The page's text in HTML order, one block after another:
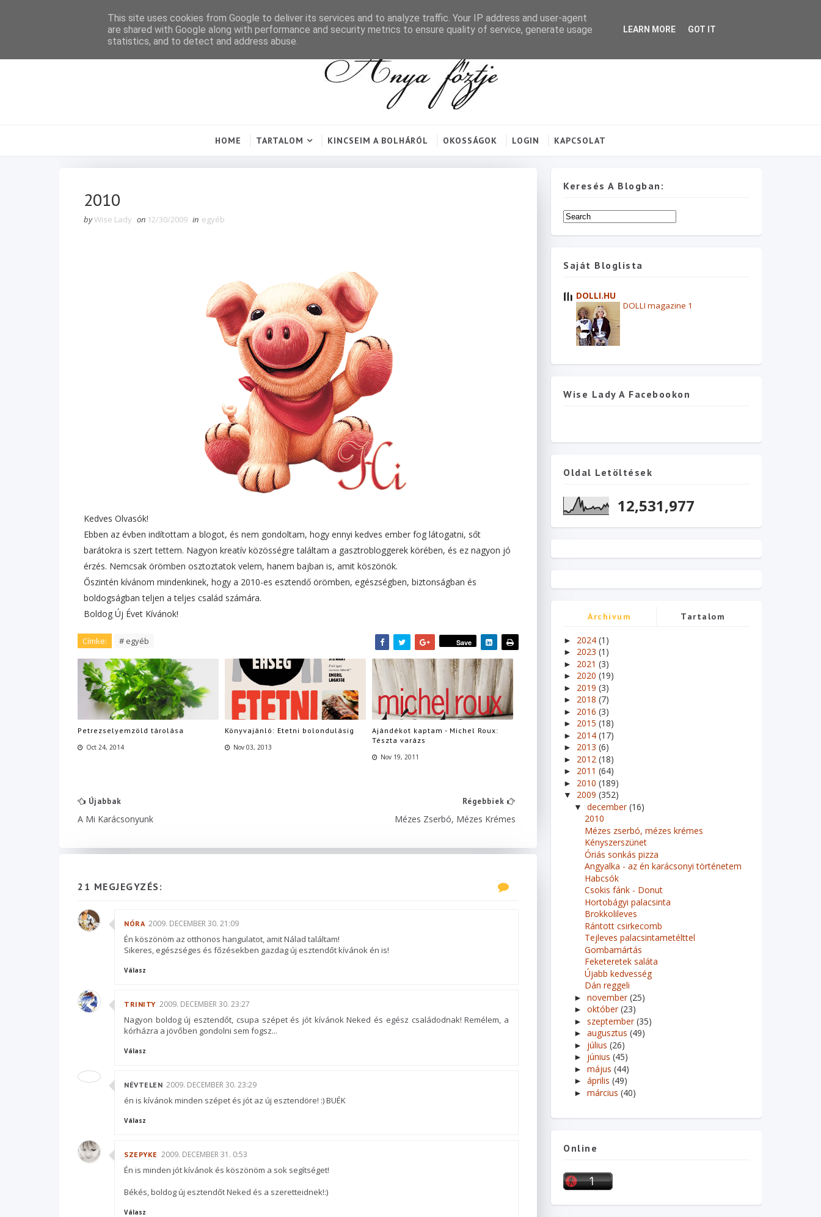
HOME TARTALOM KINCSEIM A BOLHÁRÓL OKOSSÁGOK LOGIN KAPCSOLAT
2010
byWise Lady on 12/30/2009 in egyéb
Kedves Olvasók!
Ebben az évben indítottam a blogot, és nem gondoltam, hogy ennyi kedves ember fog látogatni, sőt
barátokra is szert tettem. Nagyon kreatív közösségre találtam a gasztrobloggerek körében, és ez nagyon jó
érzés. Nemcsak örömben osztoztatok velem, hanem bajban is, amit köszönök.
Őszintén kívánom mindenkinek, hogy a 2010-es esztendő örömben, egészségben, biztonságban és
boldogságban teljen a teljes család számára.
Boldog Új Évet Kívánok!
Címke: # egyéb Save
Petrezselyemzöld tárolása
Oct 24, 2014
Könyvajánló: Etetni bolondulásig
Nov 03, 2013
Ajándékot kaptam - Michel Roux:
Tészta varázs
Nov 19, 2011
Újabbak
A Mi Karácsonyunk
Régebbiek
Mézes Zserbó, Mézes Krémes
21 MEGJEGYZÉS:
NÓRA 2009. DECEMBER 30. 21:09
Én köszönöm az otthonos hangulatot, amit Nálad találtam!
Sikeres, egészséges és főzésekben gazdag új esztendőt kívánok én is!
Válasz
TRINITY 2009. DECEMBER 30. 23:27
Nagyon boldog új esztendőt, csupa szépet és jót kívánok Neked és egész családodnak! Remélem, a
kórházra a jövőben gondolni sem fogsz...
Válasz
NÉVTELEN 2009. DECEMBER 30. 23:29
én is kívánok minden szépet és jót az új esztendöre! :) BUÉK
Válasz
SZEPYKE 2009. DECEMBER 31. 0:53
Én is minden jót kívánok és köszönöm a sok segítséget!
Békés, boldog új esztendőt Neked és a szeretteidnek!:)
Válasz
Keresés A Blogban:
Saját Bloglista
DOLLI.HU
DOLLI magazine 1
Wise Lady A Facebookon
Oldal Letöltések
12,531,977
Archívum Tartalom
► 2024 (1)
► 2023 (1)
► 2021 (3)
► 2020 (19)
► 2019 (3)
► 2018 (7)
► 2016 (3)
► 2015 (18)
► 2014 (17)
► 2013 (6)
► 2012 (18)
► 2011 (64)
► 2010 (189)
▼ 2009 (352)
▼ december(16)
2010
Mézes zserbó, mézes krémes
Kényszerszünet
Óriás sonkás pizza
Angyalka - az én karácsonyi történetem
Habcsók
Csokis fánk - Donut
Hortobágyi palacsinta
Brokkolileves
Rántott csirkecomb
Tejleves palacsintametélttel
Gombamártás
Feketeretek saláta
Újabb kedvesség
Dán reggeli
► november(25)
► október(23)
► szeptember(35)
► augusztus (49)
► július (26)
► június (45)
► május (44)
► április (49)
► március (40)
Online
This site uses cookies from Google to deliver its services and to analyze traffic. Your IP address and user-agent
are shared with Google along with performance and security metrics to ensure quality of service, generate usage
statistics, and to detect and address abuse.
LEARN MORE GOT IT